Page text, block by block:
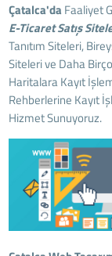
Çatalca'da Faaliyet
E-Ticaret Satış
Tanıtım Siteleri,
Siteleri ve Daha
Haritalara Kayıt
Rehberlerine Kayıt
Hizmet Sunuyoruz.